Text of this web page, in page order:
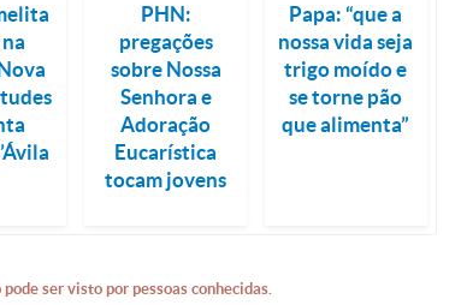
PHN:
pregações
sobre Nossa
Senhora e
Adoração
Eucarística
tocam jovens
Papa: “que a
nossa vida seja
trigo moído e
se torne pão
que alimenta”
ser visto por pessoas conhecidas.